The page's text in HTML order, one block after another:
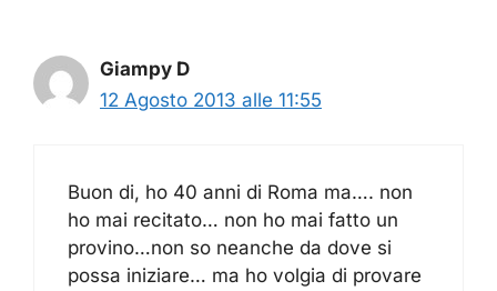
Giampy D
12 Agosto 2013 alle 11:55
Buon di, ho 40 anni di Roma ma…. non
ho mai recitato… non ho mai fatto un
provino…non so neanche da dove si
possa iniziare… ma ho volgia di provare